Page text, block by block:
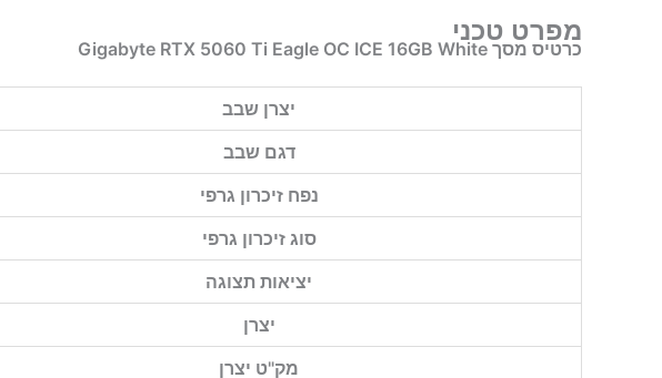
מפרט טכני
כרטיס מסך Gigabyte RTX 5060 Ti Eagle OC ICE 16GB White
יצרן שבב
דגם שבב
נפח זיכרון גרפי
סוג זיכרון גרפי
יציאות תצוגה
יצרן
מק"ט יצרן